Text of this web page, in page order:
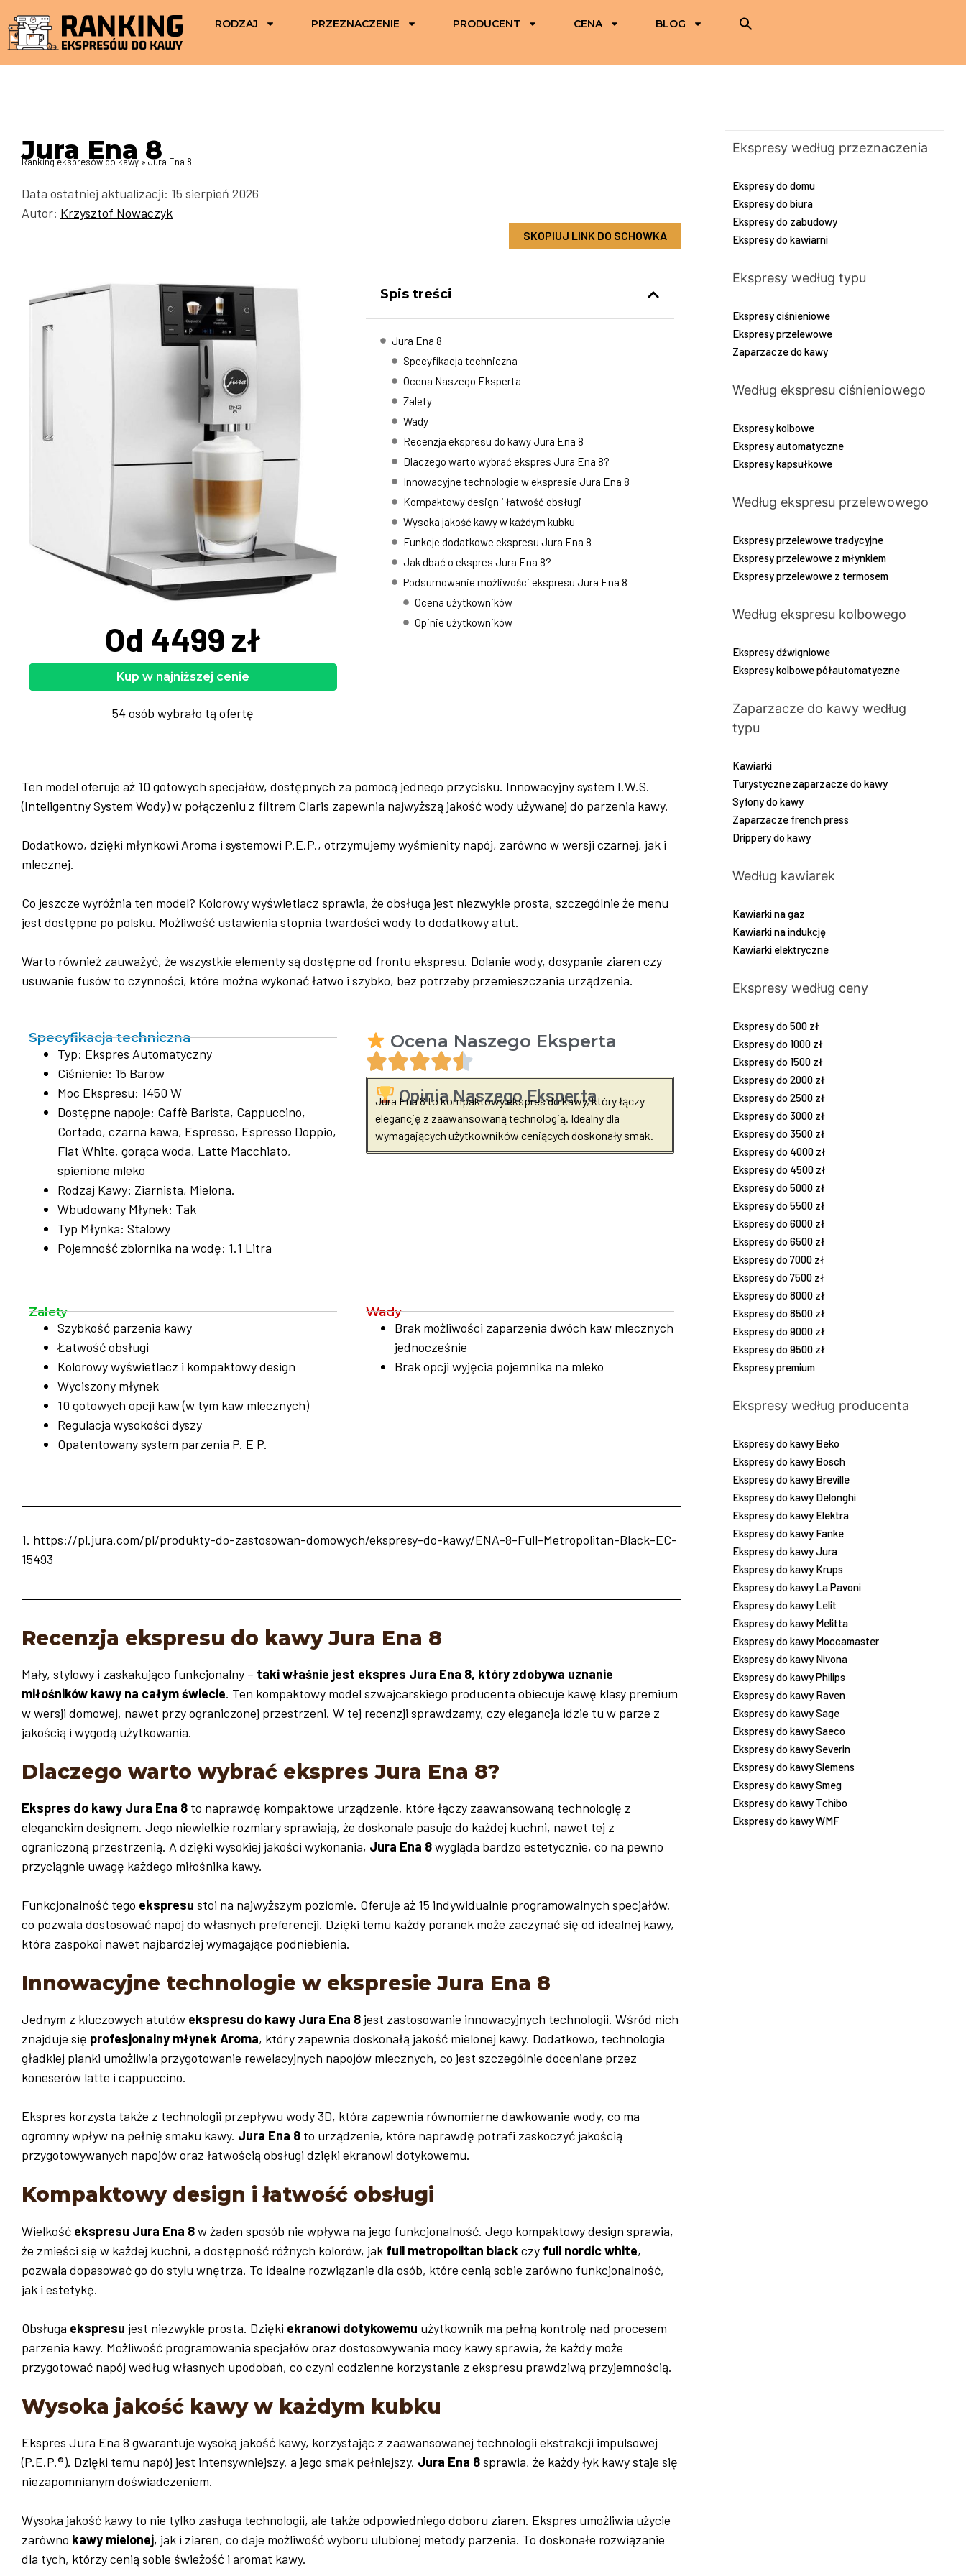
RODZAJ PRZEZNACZENIE PRODUCENT CENA BLOG
Jura Ena 8
Ranking ekspresów do kawy » Jura Ena 8
Data ostatniej aktualizacji: 15 sierpień 2026
Autor: Krzysztof Nowaczyk
SKOPIUJ LINK DO SCHOWKA
Od 4499 zł
Kup w najniższej cenie
54 osób wybrało tą ofertę
Spis treści
Jura Ena 8
Specyfikacja techniczna
Ocena Naszego Eksperta
Zalety
Wady
Recenzja ekspresu do kawy Jura Ena 8
Dlaczego warto wybrać ekspres Jura Ena 8?
Innowacyjne technologie w ekspresie Jura Ena 8
Kompaktowy design i łatwość obsługi
Wysoka jakość kawy w każdym kubku
Funkcje dodatkowe ekspresu Jura Ena 8
Jak dbać o ekspres Jura Ena 8?
Podsumowanie możliwości ekspresu Jura Ena 8
Ocena użytkowników
Opinie użytkowników
Ten model oferuje aż 10 gotowych specjałów, dostępnych za pomocą jednego przycisku. Innowacyjny system I.W.S.
(Inteligentny System Wody) w połączeniu z filtrem Claris zapewnia najwyższą jakość wody używanej do parzenia kawy.
Dodatkowo, dzięki młynkowi Aroma i systemowi P.E.P., otrzymujemy wyśmienity napój, zarówno w wersji czarnej, jak i
mlecznej.
Co jeszcze wyróżnia ten model? Kolorowy wyświetlacz sprawia, że obsługa jest niezwykle prosta, szczególnie że menu
jest dostępne po polsku. Możliwość ustawienia stopnia twardości wody to dodatkowy atut.
Warto również zauważyć, że wszystkie elementy są dostępne od frontu ekspresu. Dolanie wody, dosypanie ziaren czy
usuwanie fusów to czynności, które można wykonać łatwo i szybko, bez potrzeby przemieszczania urządzenia.
Specyfikacja techniczna
Typ: Ekspres Automatyczny
Ciśnienie: 15 Barów
Moc Ekspresu: 1450 W
Dostępne napoje: Caffè Barista, Cappuccino,
Cortado, czarna kawa, Espresso, Espresso Doppio,
Flat White, gorąca woda, Latte Macchiato,
spienione mleko
Rodzaj Kawy: Ziarnista, Mielona.
Wbudowany Młynek: Tak
Typ Młynka: Stalowy
Pojemność zbiornika na wodę: 1.1 Litra
Ocena Naszego Eksperta
Opinia Naszego Eksperta
Jura Ena 8 to kompaktowy ekspres do kawy, który łączy
elegancję z zaawansowaną technologią. Idealny dla
wymagających użytkowników ceniących doskonały smak.
Zalety
Szybkość parzenia kawy
Łatwość obsługi
Kolorowy wyświetlacz i kompaktowy design
Wyciszony młynek
10 gotowych opcji kaw (w tym kaw mlecznych)
Regulacja wysokości dyszy
Opatentowany system parzenia P. E P.
Wady
Brak możliwości zaparzenia dwóch kaw mlecznych
jednocześnie
Brak opcji wyjęcia pojemnika na mleko
1. https://pl.jura.com/pl/produkty-do-zastosowan-domowych/ekspresy-do-kawy/ENA-8-Full-Metropolitan-Black-EC-
15493
Recenzja ekspresu do kawy Jura Ena 8
Mały, stylowy i zaskakująco funkcjonalny – taki właśnie jest ekspres Jura Ena 8, który zdobywa uznanie
miłośników kawy na całym świecie. Ten kompaktowy model szwajcarskiego producenta obiecuje kawę klasy premium
w wersji domowej, nawet przy ograniczonej przestrzeni. W tej recenzji sprawdzamy, czy elegancja idzie tu w parze z
jakością i wygodą użytkowania.
Dlaczego warto wybrać ekspres Jura Ena 8?
Ekspres do kawy Jura Ena 8 to naprawdę kompaktowe urządzenie, które łączy zaawansowaną technologię z
eleganckim designem. Jego niewielkie rozmiary sprawiają, że doskonale pasuje do każdej kuchni, nawet tej z
ograniczoną przestrzenią. A dzięki wysokiej jakości wykonania, Jura Ena 8wygląda bardzo estetycznie, co na pewno
przyciągnie uwagę każdego miłośnika kawy.
Funkcjonalność tego ekspresu stoi na najwyższym poziomie. Oferuje aż 15 indywidualnie programowalnych specjałów,
co pozwala dostosować napój do własnych preferencji. Dzięki temu każdy poranek może zaczynać się od idealnej kawy,
która zaspokoi nawet najbardziej wymagające podniebienia.
Innowacyjne technologie w ekspresie Jura Ena 8
Jednym z kluczowych atutów ekspresu do kawy Jura Ena 8 jest zastosowanie innowacyjnych technologii. Wśród nich
znajduje się profesjonalny młynek Aroma, który zapewnia doskonałą jakość mielonej kawy. Dodatkowo, technologia
gładkiej pianki umożliwia przygotowanie rewelacyjnych napojów mlecznych, co jest szczególnie doceniane przez
koneserów latte i cappuccino.
Ekspres korzysta także z technologii przepływu wody 3D, która zapewnia równomierne dawkowanie wody, co ma
ogromny wpływ na pełnię smaku kawy. Jura Ena 8 to urządzenie, które naprawdę potrafi zaskoczyć jakością
przygotowywanych napojów oraz łatwością obsługi dzięki ekranowi dotykowemu.
Kompaktowy design i łatwość obsługi
Wielkość ekspresu Jura Ena 8w żaden sposób nie wpływa na jego funkcjonalność. Jego kompaktowy design sprawia,
że zmieści się w każdej kuchni, a dostępność różnych kolorów, jak full metropolitan black czy full nordic white,
pozwala dopasować go do stylu wnętrza. To idealne rozwiązanie dla osób, które cenią sobie zarówno funkcjonalność,
jak i estetykę.
Obsługa ekspresu jest niezwykle prosta. Dzięki ekranowi dotykowemu użytkownik ma pełną kontrolę nad procesem
parzenia kawy. Możliwość programowania specjałów oraz dostosowywania mocy kawy sprawia, że każdy może
przygotować napój według własnych upodobań, co czyni codzienne korzystanie z ekspresu prawdziwą przyjemnością.
Wysoka jakość kawy w każdym kubku
Ekspres Jura Ena 8 gwarantuje wysoką jakość kawy, korzystając z zaawansowanej technologii ekstrakcji impulsowej
(P.E.P.®). Dzięki temu napój jest intensywniejszy, a jego smak pełniejszy. Jura Ena 8sprawia, że każdy łyk kawy staje się
niezapomnianym doświadczeniem.
Wysoka jakość kawy to nie tylko zasługa technologii, ale także odpowiedniego doboru ziaren. Ekspres umożliwia użycie
zarówno kawy mielonej, jak i ziaren, co daje możliwość wyboru ulubionej metody parzenia. To doskonałe rozwiązanie
dla tych, którzy cenią sobie świeżość i aromat kawy.
Ekspresy według przeznaczenia
Ekspresy do domu
Ekspresy do biura
Ekspresy do zabudowy
Ekspresy do kawiarni
Ekspresy według typu
Ekspresy ciśnieniowe
Ekspresy przelewowe
Zaparzacze do kawy
Według ekspresu ciśnieniowego
Ekspresy kolbowe
Ekspresy automatyczne
Ekspresy kapsułkowe
Według ekspresu przelewowego
Ekspresy przelewowe tradycyjne
Ekspresy przelewowe z młynkiem
Ekspresy przelewowe z termosem
Według ekspresu kolbowego
Ekspresy dźwigniowe
Ekspresy kolbowe półautomatyczne
Zaparzacze do kawy według
typu
Kawiarki
Turystyczne zaparzacze do kawy
Syfony do kawy
Zaparzacze french press
Drippery do kawy
Według kawiarek
Kawiarki na gaz
Kawiarki na indukcję
Kawiarki elektryczne
Ekspresy według ceny
Ekspresy do 500 zł
Ekspresy do 1000 zł
Ekspresy do 1500 zł
Ekspresy do 2000 zł
Ekspresy do 2500 zł
Ekspresy do 3000 zł
Ekspresy do 3500 zł
Ekspresy do 4000 zł
Ekspresy do 4500 zł
Ekspresy do 5000 zł
Ekspresy do 5500 zł
Ekspresy do 6000 zł
Ekspresy do 6500 zł
Ekspresy do 7000 zł
Ekspresy do 7500 zł
Ekspresy do 8000 zł
Ekspresy do 8500 zł
Ekspresy do 9000 zł
Ekspresy do 9500 zł
Ekspresy premium
Ekspresy według producenta
Ekspresy do kawy Beko
Ekspresy do kawy Bosch
Ekspresy do kawy Breville
Ekspresy do kawy Delonghi
Ekspresy do kawy Elektra
Ekspresy do kawy Fanke
Ekspresy do kawy Jura
Ekspresy do kawy Krups
Ekspresy do kawy La Pavoni
Ekspresy do kawy Lelit
Ekspresy do kawy Melitta
Ekspresy do kawy Moccamaster
Ekspresy do kawy Nivona
Ekspresy do kawy Philips
Ekspresy do kawy Raven
Ekspresy do kawy Sage
Ekspresy do kawy Saeco
Ekspresy do kawy Severin
Ekspresy do kawy Siemens
Ekspresy do kawy Smeg
Ekspresy do kawy Tchibo
Ekspresy do kawy WMF